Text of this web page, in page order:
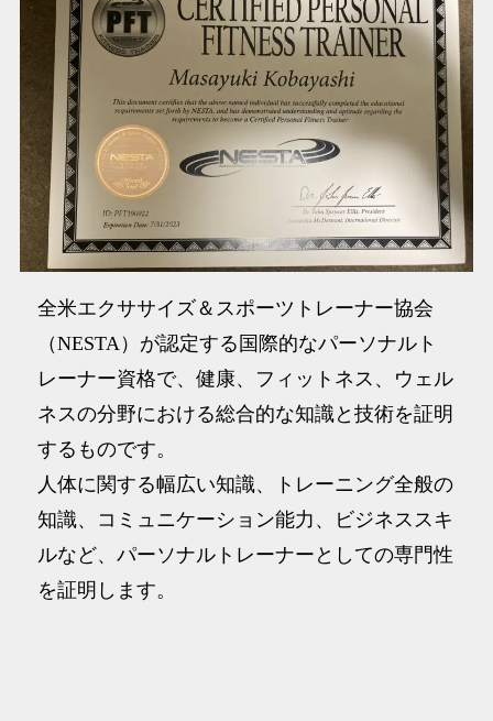
全米エクササイズ＆スポーツトレーナー協会
（NESTA）が認定する国際的なパーソナルト
レーナー資格で、健康、フィットネス、ウェル
ネスの分野における総合的な知識と技術を証明
するものです。
人体に関する幅広い知識、トレーニング全般の
知識、コミュニケーション能力、ビジネススキ
ルなど、パーソナルトレーナーとしての専門性
を証明します。